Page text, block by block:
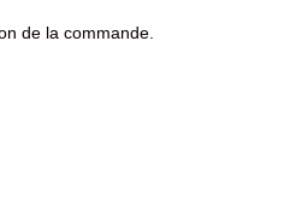
de la commande.